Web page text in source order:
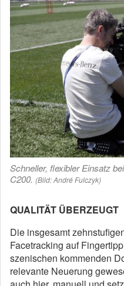
Schneller, flexibler Einsatz
C200. (Bild: André Fulczyk)
QUALITÄT ÜBERZEUGT
Die insgesamt
Facetracking auf
szenischen kommenden
relevante Neuerung